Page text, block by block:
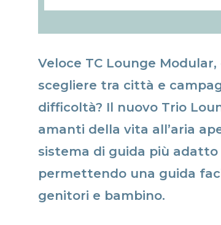
Veloce TC Lounge
scegliere tra città e
difficoltà? Il nuovo Trio
amanti della vita all’aria
sistema di guida più
permettendo una guida
genitori e bambino.